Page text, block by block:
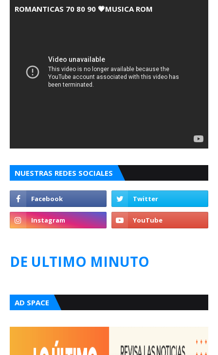
ROMANTICAS 70 80 90 💗MUSICA ROM
NUESTRAS REDES SOCIALES
DE ULTIMO MINUTO
AD SPACE